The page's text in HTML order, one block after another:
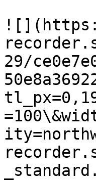
29/